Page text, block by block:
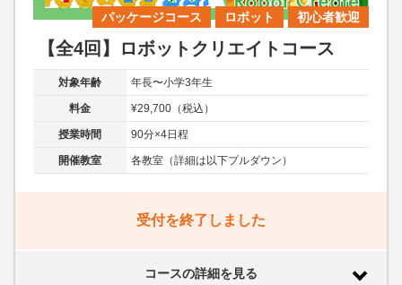
パッケージコース ロボット 初心者歓迎
【全4回】ロボットクリエイトコース
対象年齢 年長〜小学3年生
料金 ¥29,700（税込）
授業時間 90分×4日程
開催教室 各教室（詳細は以下プルダウン）
受付を終了しました
コースの詳細を見る